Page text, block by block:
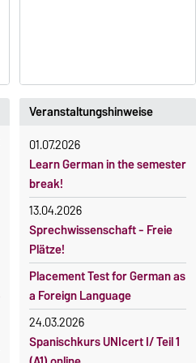
Veranstaltungshinweise
01.07.2026
Learn German in the semester
break!
13.04.2026
Sprechwissenschaft - Freie
Plätze!
Placement Test for German as
a Foreign Language
24.03.2026
Spanischkurs UNIcert I/ Teil 1